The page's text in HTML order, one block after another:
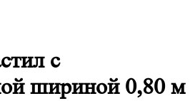
с
шириной 0,80 м